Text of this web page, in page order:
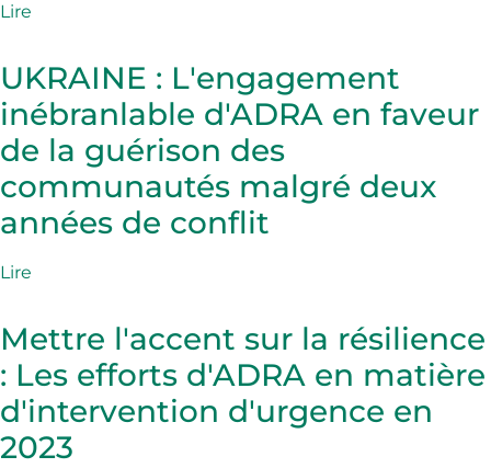
Lire
UKRAINE : L'engagement
inébranlable d'ADRA en faveur
de la guérison des
communautés malgré deux
années de conflit
Lire
Mettre l'accent sur la résilience
: Les efforts d'ADRA en matière
d'intervention d'urgence en
2023